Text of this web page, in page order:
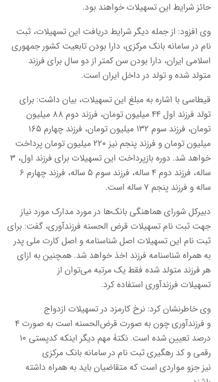
حائز شرایط این تسهیلات خواهند بود.
وی افزود: از جمله دیگر شرایط دریافت این تسهیلات، ثبت
نام در سامانه بانک مرکزی، دارا بودن تابعیت کشور جمهوری
اسلامی ایران، دارا بودن سن کمتر از دو سال برای فرزند
متولد شده و تولد در داخل ایران است.
قیطاسی با اشاره به مبلغ این تسهیلات، بیان داشت: برای
تولد فرزند اول ۴۴ میلیون تومان، فرزند دوم ۸۸ میلیون
تومان، فرزند سوم ۱۳۲ میلیون تومان، فرزند چهارم ۱۶۵
میلیون تومان و فرزند پنجم نیز ۲۲۰ میلیون تومان پرداخت
خواهد شد. دوره بازپرداخت این تسهیلات برای فرزند اول، ۳
ساله، فرزند دوم ۴ ساله، فرزند سوم ۵ ساله، فرزند چهارم ۶
ساله و فرزند پنجم ۷ ساله است.
دبیرکل شورای هماهنگی بانک‌ها در مورد مدارک مورد نیاز
جهت ثبت نام تسهیلات قرض الحسنه فرزندآوری، گفت: برای
ثبت نام این تسهیلات اصل شناسنامه و اصل کارت ملی پدر
به همراه شناسنامه فرزند اخذ خواهد شد. همچنین به ازای
هر فرزند متولد شده فقط یک مرتبه می‌توان از
تسهیلات فرزندآوری استفاده کرد.
وی خاطرنشان کرد: نرخ کارمزد در تسهیلات ازدواج
و فرزندآوری چون به صورت قرض‌الحسنه است به صورت ۴
درصد تعیین شده است. نکتۀ مهم دیگر اینکه کدپستی ۱۰
رقمی و کد رهگیری ثبت نام در سامانه بانک مرکزی
نیز جزو مواردی است که متقاضیان باید به همراه داشته